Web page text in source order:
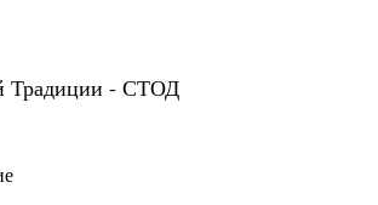
Традиции - СТОД